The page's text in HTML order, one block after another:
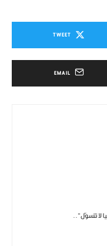
TWEET
EMAIL
لا تتسوّل”..